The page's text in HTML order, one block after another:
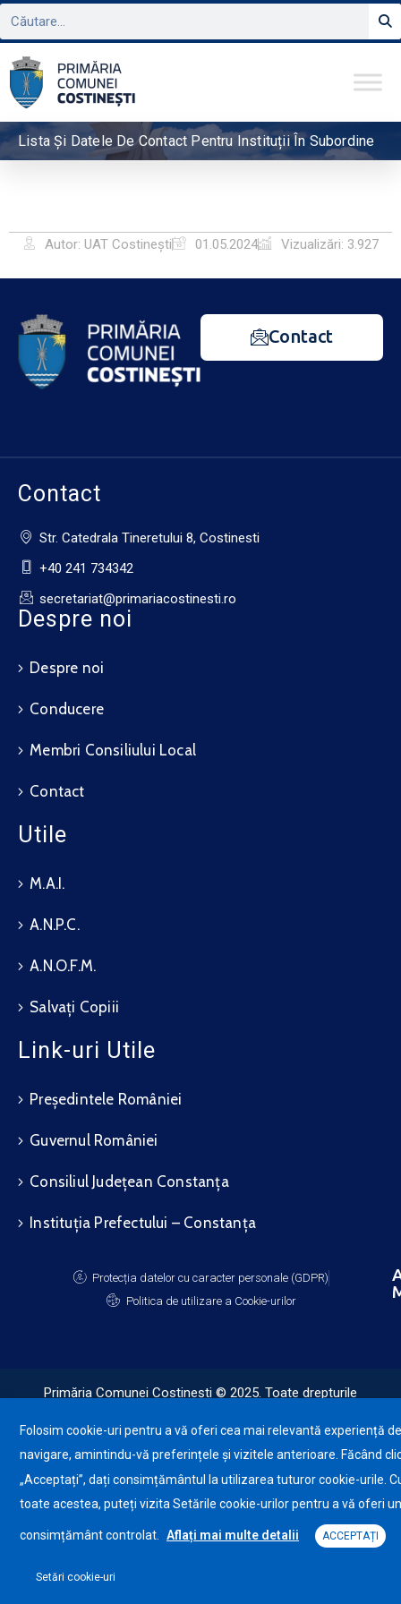
Lista Și Datele De Contact Pentru Instituții În Subordine
Autor: UAT Costinești 01.05.2024 Vizualizări: 3.927
Contact
Contact
Str. Catedrala Tineretului 8, Costinesti
+40 241 734342
secretariat@primariacostinesti.ro​
Despre noi
Despre noi
Conducere
Membri Consiliului Local
Contact
Utile
M.A.I.
A.N.P.C.
A.N.O.F.M.
Salvați Copiii
Link-uri Utile
Președintele României
Guvernul României
Consiliul Județean Constanța
Instituția Prefectului – Constanța
Protecția datelor cu caracter personale (GDPR)
Politica de utilizare a Cookie-urilor
Primăria Comunei Costinești © 2025. Toate drepturile
Folosim cookie-uri pentru a vă oferi cea mai relevantă experiență de
navigare, amintindu-vă preferințele și vizitele anterioare. Făcând
„Acceptați”, dați consimțământul la utilizarea tuturor cookie-urile.
toate acestea, puteți vizita Setările cookie-urilor pentru a vă oferi un
consimțământ controlat. Aflați mai multe detalii ACCEPTAȚI
Setări cookie-uri